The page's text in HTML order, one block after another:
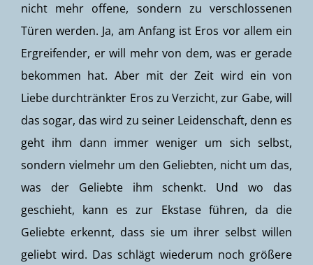
nicht mehr offene, sondern zu verschlossenen
Türen werden. Ja, am Anfang ist Eros vor allem ein
Ergreifender, er will mehr von dem, was er gerade
bekommen hat. Aber mit der Zeit wird ein von
Liebe durchtränkter Eros zu Verzicht, zur Gabe, will
das sogar, das wird zu seiner Leidenschaft, denn es
geht ihm dann immer weniger um sich selbst,
sondern vielmehr um den Geliebten, nicht um das,
was der Geliebte ihm schenkt. Und wo das
geschieht, kann es zur Ekstase führen, da die
Geliebte erkennt, dass sie um ihrer selbst willen
geliebt wird. Das schlägt wiederum noch größere